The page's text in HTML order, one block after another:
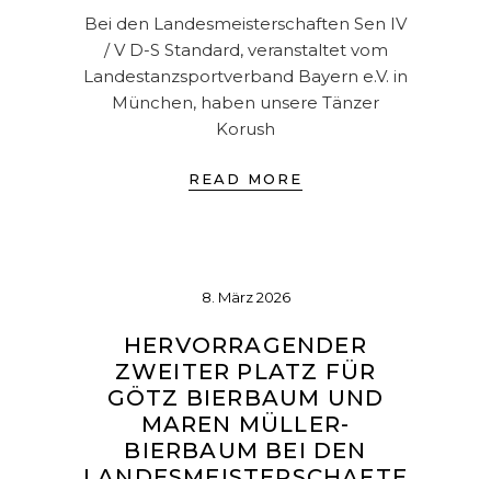
Bei den Landesmeisterschaften Sen IV
/ V D-S Standard, veranstaltet vom
Landestanzsportverband Bayern e.V. in
München, haben unsere Tänzer
Korush
READ MORE
8. März 2026
HERVORRAGENDER
ZWEITER PLATZ FÜR
GÖTZ BIERBAUM UND
MAREN MÜLLER-
BIERBAUM BEI DEN